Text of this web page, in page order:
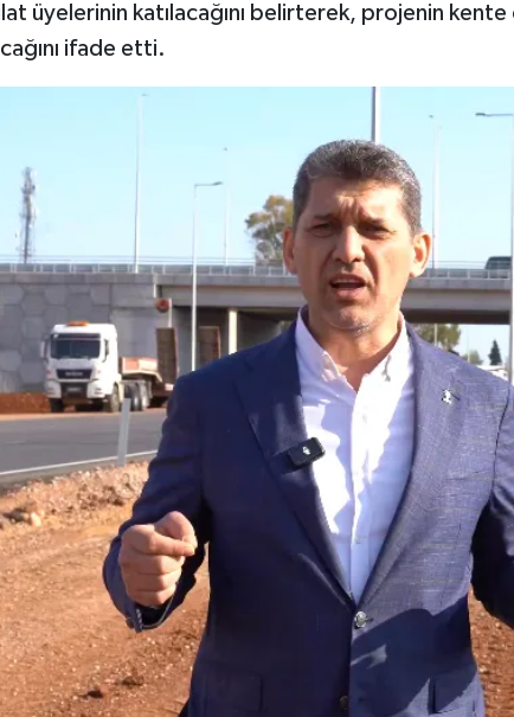
üyelerinin katılacağını belirterek, projenin kente
ifade etti.